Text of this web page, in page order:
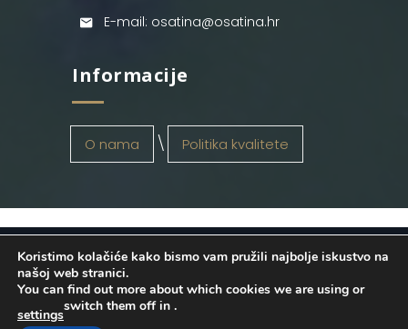
E-mail: osatina@osatina.hr
Informacije
O nama Politika kvalitete
OSATINA GRUPA d.o.o. 2026
. Configured
byINFOS Osijek. Sva prava pridržana.
Koristimo kolačiće kako bismo vam pružili najbolje iskustvo na
našoj web stranici.
You can find out more about which cookies we are using or
switch them off in
settings
.